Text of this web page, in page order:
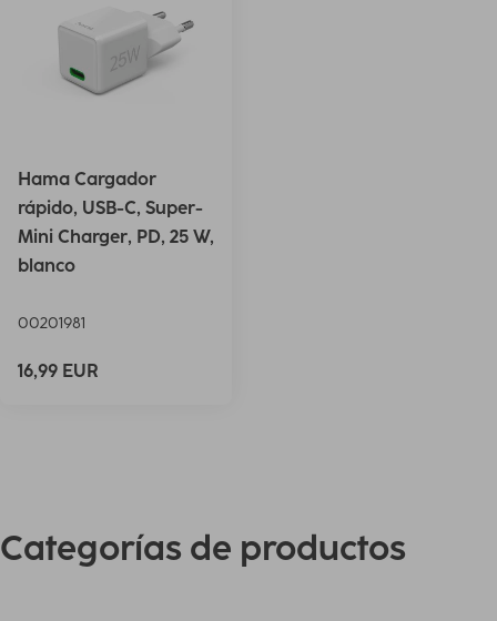
Hama Cargador
rápido, USB-C, Super-
Mini Charger, PD, 25 W,
blanco
00201981
16,99 EUR
Categorías de productos